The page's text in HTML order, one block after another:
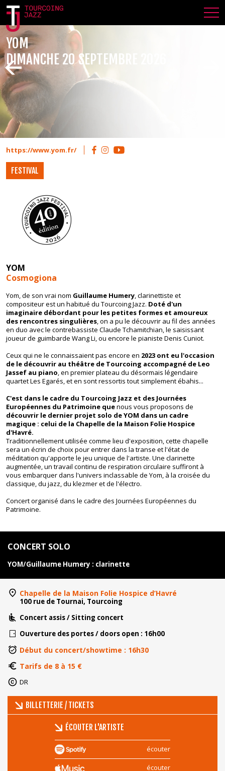
YOM
DIMANCHE 20 SEPTEMBRE 2026
https://www.yom.fr/
FESTIVAL
YOM
Cosmogiona
Yom, de son vrai nom Guillaume Humery, clarinettiste et
compositeur est un habitué du Tourcoing Jazz. Doté d'un
imaginaire débordant pour les petites formes et amoureux
des rencontres singulières, on a pu le découvrir au fil des années
en duo avec le contrebassiste Claude Tchamitchian, le saisissant
joueur de guimbarde Wang Li, ou encore le pianiste Denis Cuniot.
Ceux qui ne le connaissaient pas encore en 2023 ont eu l'occasion
de le découvrir au théâtre de Tourcoing accompagné de Leo
Jassef au piano, en premier plateau du désormais légendaire
quartet Les Egarés, et en sont ressortis tout simplement ébahis...
C'est dans le cadre du Tourcoing Jazz et des Journées
Européennes du Patrimoine quenous vous proposons de
découvrir le dernier projet solo deYOM dans un cadre
magique : celui de la Chapelle de la Maison Folie Hospice
d'Havré.
Traditionnellement utilisée comme lieu d'exposition, cette chapelle
sera un écrin de choix pour entrer dans la transe et l'état de
méditation qu'apporte le jeu unique de l'artiste. Une clarinette
augmentée, un travail continu de respiration circulaire suffiront à
vous embarquer dans l'univers inclassable de Yom, à la croisée du
classique, du jazz, du klezmer et de l'électro.
Concert organisé dans le cadre des Journées Européennes du
Patrimoine.
CONCERT SOLO
YOM/Guillaume Humery : clarinette
Chapelle de la Maison Folie Hospice d’Havré
100 rue de Tournai, Tourcoing
Concert assis / Sitting concert
Ouverture des portes / doors open : 16h00
Début du concert/showtime : 16h30
Tarifs de 8 à 15 €
DR
BILLETTERIE / TICKETS
ÉCOUTER L'ARTISTE
écouter
écouter